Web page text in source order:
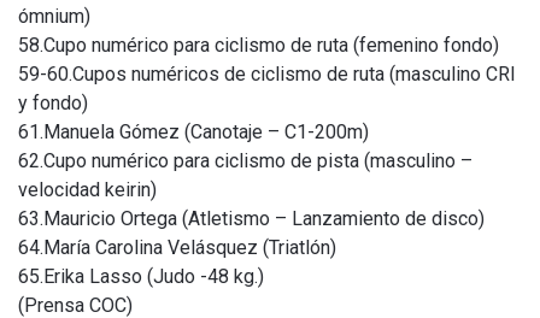
ómnium)
58.Cupo numérico para ciclismo de ruta (femenino fondo)
59-60.Cupos numéricos de ciclismo de ruta (masculino CRI
y fondo)
61.Manuela Gómez (Canotaje – C1-200m)
62.Cupo numérico para ciclismo de pista (masculino –
velocidad keirin)
63.Mauricio Ortega (Atletismo – Lanzamiento de disco)
64.María Carolina Velásquez (Triatlón)
65.Erika Lasso (Judo -48 kg.)
(Prensa COC)